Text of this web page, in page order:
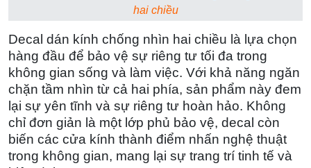
hai chiều
Decal dán kính chống nhìn hai chiều là lựa chọn
hàng đầu để bảo vệ sự riêng tư tối đa trong
không gian sống và làm việc. Với khả năng ngăn
chặn tầm nhìn từ cả hai phía, sản phẩm này đem
lại sự yên tĩnh và sự riêng tư hoàn hảo. Không
chỉ đơn giản là một lớp phủ bảo vệ, decal còn
biến các cửa kính thành điểm nhấn nghệ thuật
trong không gian, mang lại sự trang trí tinh tế và